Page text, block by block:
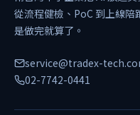
從流程健檢、PoC 到上線
是做完就算了。
service@tradex-
02-7742-0441